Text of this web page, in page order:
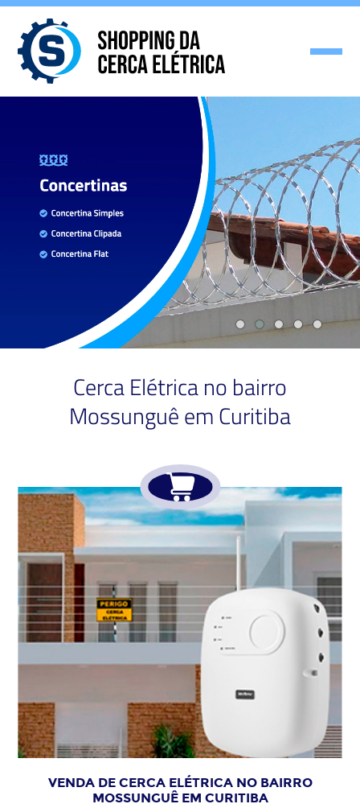
Cerca Elétrica no bairro
Mossunguê em Curitiba
VENDA DE CERCA ELÉTRICA NO BAIRRO
MOSSUNGUÊ EM CURITIBA